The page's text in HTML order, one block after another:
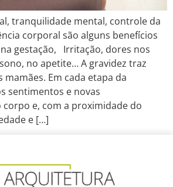
tranquilidade mental, controle da
corporal são alguns benefícios
gestação, Irritação, dores nos
no apetite… A gravidez traz
Em cada etapa da
sentimentos e novas
e, com a proximidade do
e […]